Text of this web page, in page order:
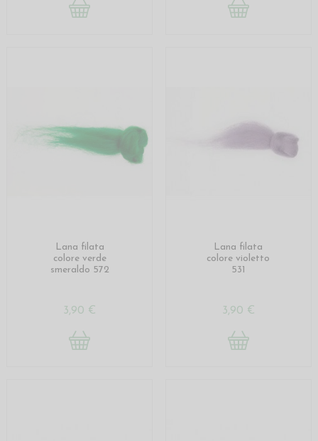
Lana filata
colore verde
smeraldo 572
3,90 €
Lana filata
colore violetto
531
3,90 €